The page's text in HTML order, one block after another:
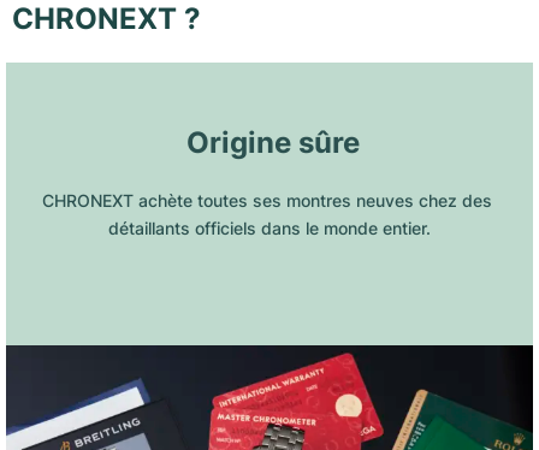
CHRONEXT ?
Origine sûre
CHRONEXT achète toutes ses montres neuves chez des
détaillants officiels dans le monde entier.